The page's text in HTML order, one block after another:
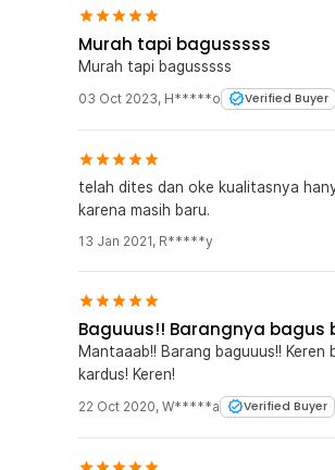
Murah tapi bagusssss
Murah tapi bagusssss
03 Oct 2023, H*****o Verified Buyer
telah dites dan oke kualitasnya
karena masih baru.
13 Jan 2021, R*****y
Baguuus!! Barangnya bagus
Mantaaab!! Barang baguuus!!
kardus! Keren!
22 Oct 2020, W*****a Verified Buyer